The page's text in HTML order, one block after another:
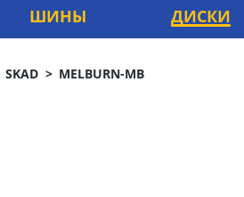
ШИНЫ ДИСКИ
SKAD MELBURN-MB